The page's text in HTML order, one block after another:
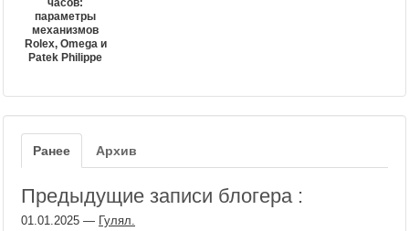
часов:
параметры
механизмов
Rolex, Omega и
Patek Philippe
Ранее Архив
Предыдущие записи блогера :
01.01.2025 — Гулял.